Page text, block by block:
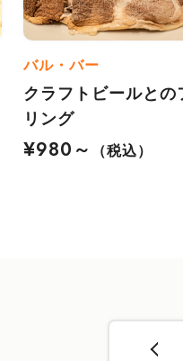
バル・バー
クラフトビールとの
リング
¥980～
（税込）